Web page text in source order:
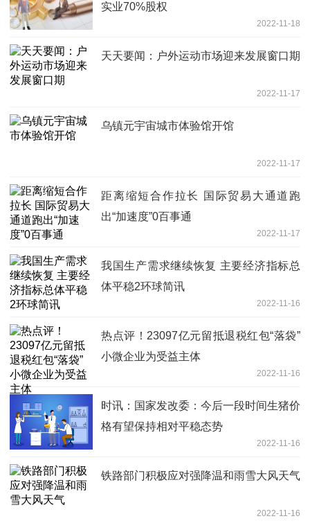
实业70%股权
2022-11-18
天天要闻：户外运动市场迎来发展窗口期
2022-11-17
乌镇元宇宙城市体验馆开馆
2022-11-17
距离缩短合作拉长 国际贸易大通道跑
出“加速度”0百事通
2022-11-17
我国生产需求继续恢复 主要经济指标总
体平稳2环球简讯
2022-11-16
热点评！23097亿元留抵退税红包“落袋”
小微企业为受益主体
2022-11-16
时讯：国家发改委：今后一段时间生猪价
格有望保持相对平稳态势
2022-11-16
铁路部门积极应对强降温和雨雪大风天气
2022-11-16